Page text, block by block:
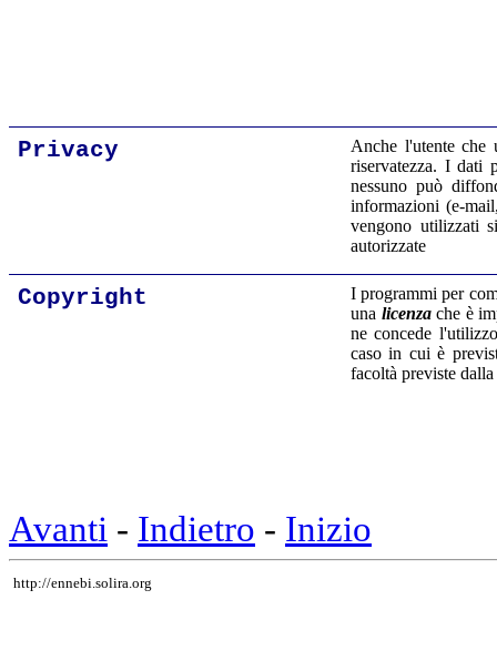
Privacy
Anche l'utente che
riservatezza. I dati
nessuno può
informazioni (e-
vengono utilizzati
autorizzate
Copyright
I programmi per
una licenzache è
ne concede
caso in cui è
facoltà previste
Avanti - Indietro - Inizio
http://ennebi.solira.org